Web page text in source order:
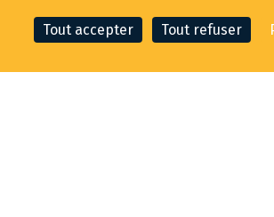
CONTACTER LE COURTIER FAIRE
Tout accepter Tout refuser